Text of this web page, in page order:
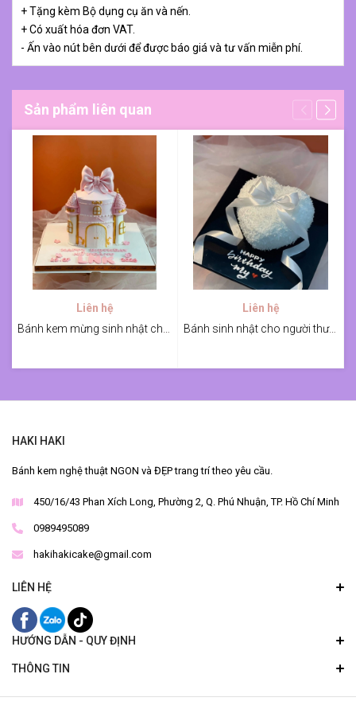
+ Tặng kèm Bộ dụng cụ ăn và nến.
+ Có xuất hóa đơn VAT.
- Ấn vào nút bên dưới để được báo giá và tư vấn miễn phí.
Sản phẩm liên quan
Liên hệ
Liên hệ
Bánh sinh nhật cho người thương
HAKI HAKI
Bánh kem nghệ thuật NGON và ĐẸP trang trí theo yêu cầu.
450/16/43 Phan Xích Long, Phường 2, Q. Phú Nhuận, TP. Hồ Chí Minh
0989495089
hakihakicake@gmail.com
LIÊN HỆ
HƯỚNG DẪN - QUY ĐỊNH
THÔNG TIN